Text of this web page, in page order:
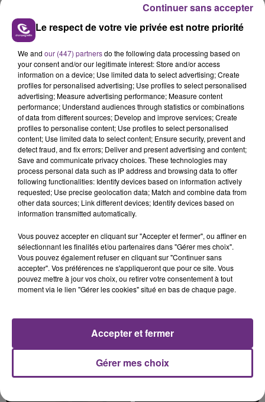
L'INSPECTION DU TRAVAIL RAPPELLE À
L'ORDRE SUR LES CONDITIONS DE...
Alors que les dates de début des vendange 2026
s'est avéré être plus précoce que prévu,
l'inspection du Travail en profite pour rappeler
les conditions de...
TITRES DIFFUSÉS
9h08
9h08
BRICE CONRAD
Oh La
9h04
9h04
ALEX WARREN
Fever Dream
Le respect de votre vie privée est notre priorité
We and our (447) partnersdo the following data processing based on
your consent and/or our legitimate interest: Store and/or access
information on a device; Use limited data to select advertising; Create
profiles for personalised advertising; Use profiles to select personalised
advertising; Measure advertising performance; Measure content
performance; Understand audiences through statistics or combinations
of data from different sources; Develop and improve services; Create
profiles to personalise content; Use profiles to select personalised
content; Use limited data to select content; Ensure security, prevent and
detect fraud, and fix errors; Deliver and present advertising and content;
Save and communicate privacy choices. These technologies may
process personal data such as IP address and browsing data to offer
following functionalities: Identify devices based on information actively
requested; Use precise geolocation data; Match and combine data from
other data sources; Link different devices; Identify devices based on
information transmitted automatically.
Vous pouvez accepter en cliquant sur "Accepter et fermer", ou affiner en
sélectionnant les finalités et/ou partenaires dans "Gérer mes choix".
Vous pouvez également refuser en cliquant sur "Continuer sans
accepter". Vos préférences ne s'appliqueront que pour ce site. Vous
pouvez mettre à jour vos choix, ou retirer votre consentement à tout
moment via le lien "Gérer les cookies" situé en bas de chaque page.
Gérer mes choix
Accepter et fermer
Continuer sans accepter